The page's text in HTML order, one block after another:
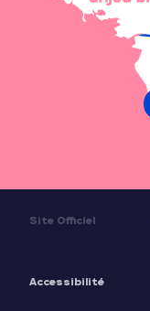
Site Officiel
Accessibilité